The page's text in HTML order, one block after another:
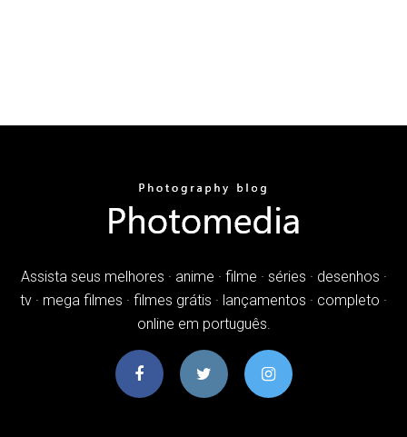
Assista seus melhores · anime · filme · séries · desenhos ·
tv · mega filmes · filmes grátis · lançamentos · completo ·
online em português.